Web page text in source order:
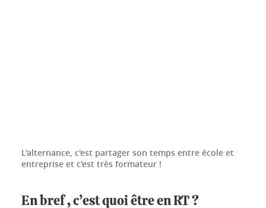
L'alternance, c'est partager son temps entre école et
entreprise et c'est très formateur !
En bref , c’est quoi être en RT ?